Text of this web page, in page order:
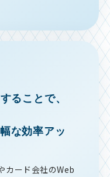
ることで、
な効率アッ
カード会社のWeb